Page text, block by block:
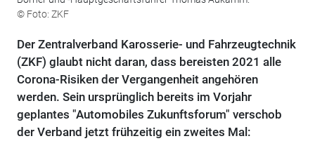
© Foto: ZKF
Der Zentralverband Karosserie- und Fahrzeugtechnik
(ZKF) glaubt nicht daran, dass bereisten 2021 alle
Corona-Risiken der Vergangenheit angehören
werden. Sein ursprünglich bereits im Vorjahr
geplantes "Automobiles Zukunftsforum" verschob
der Verband jetzt frühzeitig ein zweites Mal: